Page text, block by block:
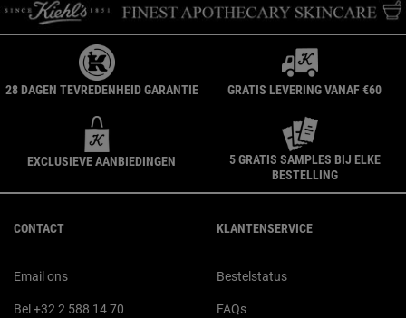
28 DAGEN TEVREDENHEID GARANTIE GRATIS LEVERING VANAF €60
EXCLUSIEVE AANBIEDINGEN
5 GRATIS SAMPLES BIJ ELKE
BESTELLING
CONTACT
Email ons
Bel +32 2 588 14 70
KLANTENSERVICE
Bestelstatus
FAQs